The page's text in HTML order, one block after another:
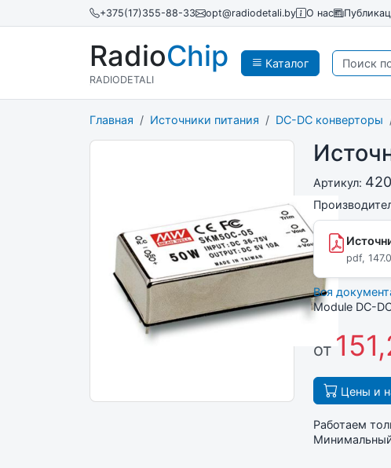
+375(17)355-88-33 opt@radiodetali.by О нас
Каталог
RadioChip
RADIODETALI
Главная Источники питания DC-DC конверторы
Артикул:
pdf,
Вся
Module DC-
от
Цены и
Работаем